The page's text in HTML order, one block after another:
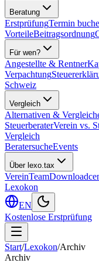
Beratung
ErstprüfungTermin
VorteileBeitragsordnung
Für wen?
Angestellte & Rentner
Verpachtung
Schweiz
Vergleich
Alternativen &
SteuerberaterVerein vs.
Vergleich
BeratersucheEvents
Über lexo.tax
VereinTeam
Lexokon
EN
Kostenlose Erstprüfung
Start/Lexokon/Archiv
Archiv